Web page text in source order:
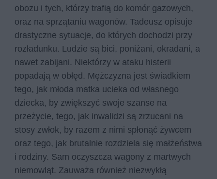
obozu i tych, którzy trafią do komór gazowych,
oraz na sprzątaniu wagonów. Tadeusz opisuje
drastyczne sytuacje, do których dochodzi przy
rozładunku. Ludzie są bici, poniżani, okradani, a
nawet zabijani. Niektórzy w ataku histerii
popadają w obłęd. Mężczyzna jest świadkiem
tego, jak młoda matka ucieka od własnego
dziecka, by zwiększyć swoje szanse na
przeżycie, tego, jak inwalidzi są zrzucani na
stosy zwłok, by razem z nimi spłonąć żywcem
oraz tego, jak brutalnie rozdziela się małżeństwa
i rodziny. Sam oczyszcza wagony z martwych
niemowląt. Zauważa również niezwykłą